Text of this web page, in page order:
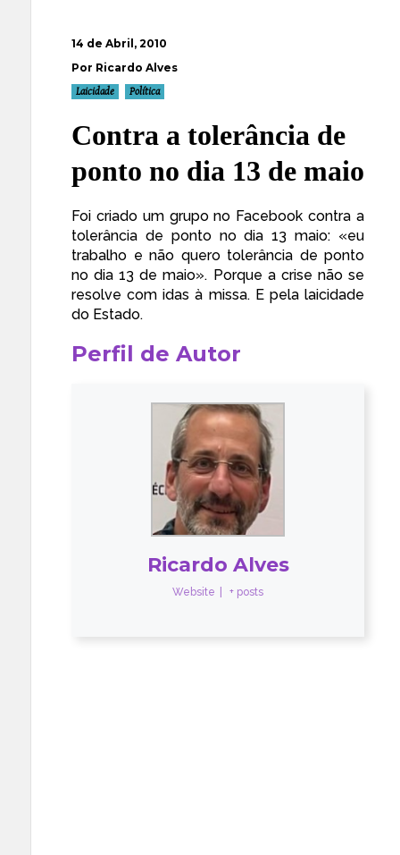
14 de Abril, 2010
Por Ricardo Alves
Laicidade Política
Contra a tolerância de
ponto no dia 13 de maio
Foi criado um grupo no Facebook contra a
tolerância de ponto no dia 13 maio: «eu
trabalho e não quero tolerância de ponto
no dia 13 de maio». Porque a crise não se
resolve com idas à missa. E pela laicidade
do Estado.
Perfil de Autor
Ricardo Alves
Website + posts